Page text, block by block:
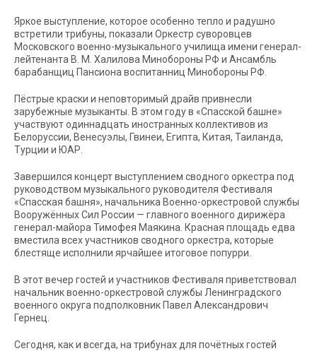
Яркое выступление, которое особенно тепло и радушно
встретили трибуны, показали Оркестр суворовцев
Московского военно-музыкального училища имени генерал-
лейтенанта В. М. Халилова Минобороны РФ и Ансамбль
барабанщиц Пансиона воспитанниц Минобороны РФ.
Пёстрые краски и неповторимый драйв привнесли
зарубежные музыканты. В этом году в «Спасской башне»
участвуют одиннадцать иностранных коллективов из
Белоруссии, Венесуэлы, Гвинеи, Египта, Китая, Таиланда,
Турции и ЮАР.
Завершился концерт выступлением сводного оркестра под
руководством музыкального руководителя Фестиваля
«Спасская башня», начальника Военно-оркестровой службы
Вооружённых Сил России — главного военного дирижёра
генерал-майора Тимофея Маякина. Красная площадь едва
вместила всех участников сводного оркестра, которые
блестяще исполнили ярчайшее итоговое попурри.
В этот вечер гостей и участников Фестиваля приветствовал
начальник военно-оркестровой службы Ленинградского
военного округа подполковник Павел Александрович
Гернец.
Сегодня, как и всегда, на трибунах для почётных гостей